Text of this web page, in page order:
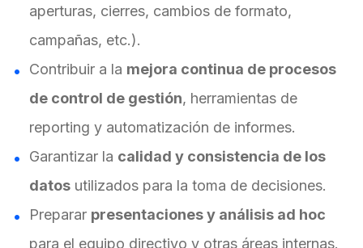
aperturas, cierres, cambios de formato,
campañas, etc.).
Contribuir a la mejora continua de procesos
de control de gestión, herramientas de
reporting y automatización de informes.
Garantizar la calidad y consistencia de los
datos utilizados para la toma de decisiones.
Preparar presentaciones y análisis ad hoc
para el equipo directivo y otras áreas internas.